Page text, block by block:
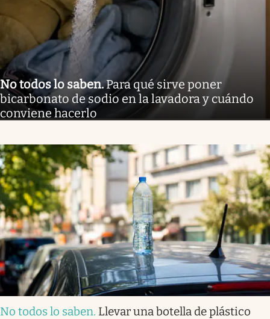
No todos lo saben.Para qué sirve poner
bicarbonato de sodio en la lavadora y cuándo
conviene hacerlo
No todos lo saben. Llevar una botella de plástico